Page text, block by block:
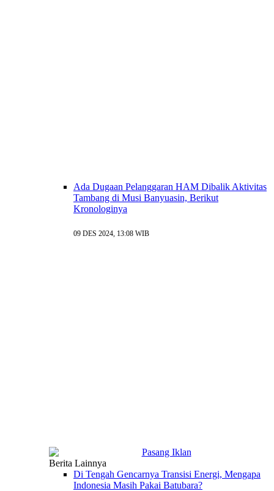
Ada Dugaan Pelanggaran HAM Dibalik Aktivitas
Tambang di Musi Banyuasin, Berikut
Kronologinya
09 DES 2024, 13:08 WIB
Berita Lainnya
Di Tengah Gencarnya Transisi Energi, Mengapa
Indonesia Masih Pakai Batubara?